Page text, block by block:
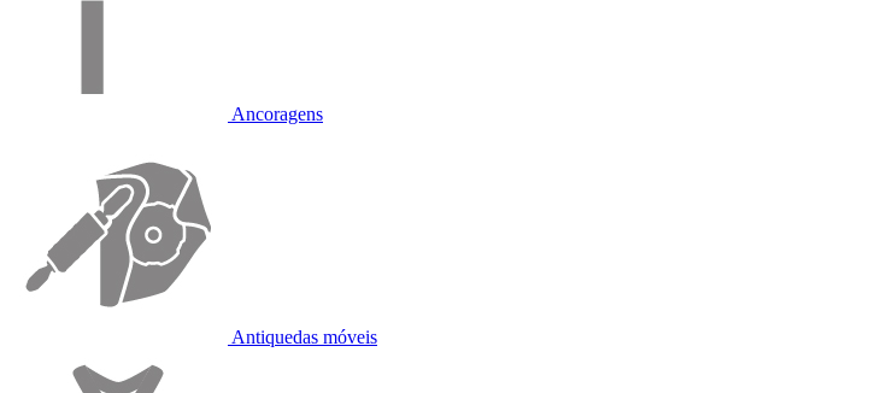
Ancoragens
Antiquedas móveis